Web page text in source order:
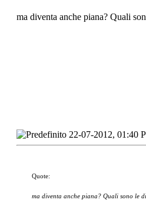
ma diventa anche piana? Quali
22-07-2012, 01:40
Quote:
ma diventa anche piana? Quali sono le